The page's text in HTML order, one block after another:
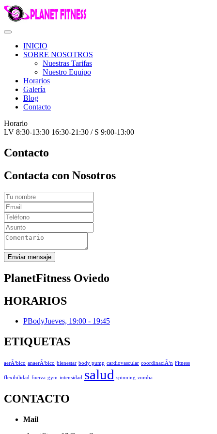
INICIO
SOBRE NOSOTROS
Nuestras Tarifas
Nuestro Equipo
Horarios
Galería
Blog
Contacto
Horario
LV 8:30-13:30 16:30-21:30 / S 9:00-13:00
Contacto
Contacta con Nosotros
Enviar mensaje
PlanetFitness Oviedo
HORARIOS
PBodyJueves, 19:00 - 19:45
ETIQUETAS
aerÃ³bico anaerÃ³bico bienestar body pump cardiovascular coordinaciÃ³n Fitness
flexibilidad fuerza gym intensidad salud spinning zumba
CONTACTO
Mail